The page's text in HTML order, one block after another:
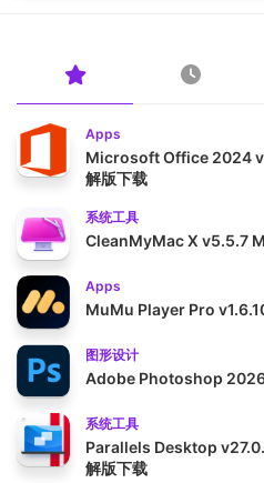
Apps
Microsoft Office 2024
解版下载
系统工具
CleanMyMac X v5.5.7
Apps
MuMu Player Pro
图形设计
Adobe Photoshop
系统工具
Parallels Desktop
解版下载